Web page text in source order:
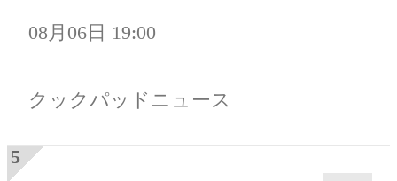
08月06日 19:00
クックパッドニュース